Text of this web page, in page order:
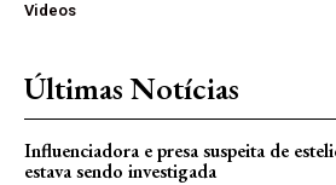
Videos
Últimas Notícias
Influenciadora e presa suspeita de
estava sendo investigada